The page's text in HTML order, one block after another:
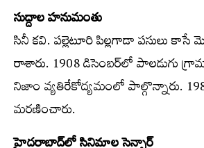
సుద్దాల హనుమంతు
సినీ కవి. పల్లెటూరి పిల్లగాడా పసులు
రాశారు. 1908 డిసెంబర్‌లో పాలడుగు
నిజాం వ్యతిరేకోద్యమంలో పాల్గొన్నారు.
మరణించారు.